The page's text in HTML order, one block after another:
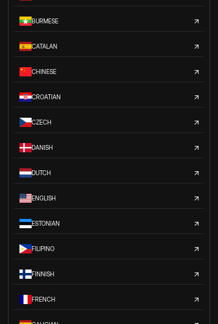
BURMESE
CATALAN
CHINESE
CROATIAN
CZECH
DANISH
DUTCH
ENGLISH
ESTONIAN
FILIPINO
FINNISH
FRENCH